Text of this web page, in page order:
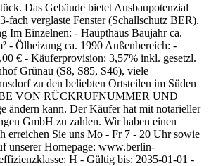
Das Gebäude bietet Ausbaupotenzial
fach verglaste Fenster (Schallschutz BER).
Im Einzelnen: - Haupthaus Baujahr ca.
- Ölheizung ca. 1990 Außenbereich: -
€ - Käuferprovision: 3,57% inkl. gesetzl.
Grünau (S8, S85, S46), viele
zu den beliebten Ortsteilen im Süden
VON RÜCKRUFNUMMER UND
kann. Der Käufer hat mit notarieller
GmbH zu zahlen. Wir haben einen
erreichen Sie uns Mo - Fr 7 - 20 Uhr sowie
unserer Homepage: www.berlin-
H - Gültig bis: 2035-01-01 -